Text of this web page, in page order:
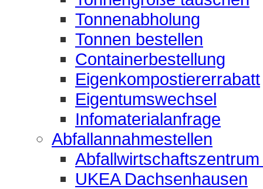
Tonnenabholung
Tonnen bestellen
Containerbestellung
Eigenkompostiererrabatt
Eigentumswechsel
Infomaterialanfrage
Abfallannahmestellen
UKEA Dachsenhausen